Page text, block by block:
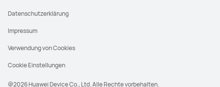
@2026 Huawei Device Co., Ltd. Alle Rechte vorbehalten.
Datenschutzerklärung
Impressum
Verwendung von Cookies
Cookie Einstellungen